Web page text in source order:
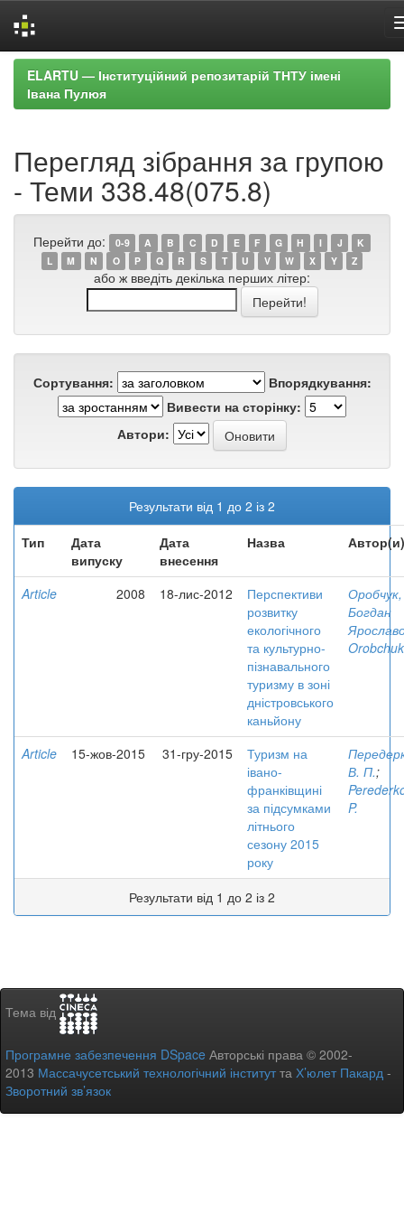
Skip
navigation
ELARTU — Інституційний репозитарій ТНТУ імені
Івана Пулюя
Перегляд зібрання за групою
- Теми 338.48(075.8)
Перейти до: 0-9 A B C D E F G H I J
K
L
M N O P Q R S T U V W X Y Z
або ж введіть декілька перших літер:
Сортування:
Впорядкування:
Вивести на сторінку:
Автори:
Результати від 1 до 2 із 2
Тип
Дата
випуску
Дата
внесення
Назва Автор(и)
Article 2008 18-лис-2012
Перспективи
розвитку
екологічного
та культурно-
пізнавального
туризму в зоні
дністровського
каньйону
Оробчук,
Богдан
Article 15-жов-2015 31-гру-2015
Туризм на
івано-
франківщині
за підсумками
літнього
сезону 2015
року
В. П.;
P.
Результати від 1 до 2 із 2
Тема від
Програмне забезпечення DSpace Авторські права © 2002-
2013 Массачусетський технологічний інститутта Х’юлет Пакард -
Зворотний зв’язок